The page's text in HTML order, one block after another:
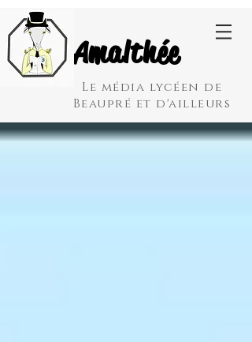
Amalthée
Le média lycéen de
Beaupré et d'ailleurs